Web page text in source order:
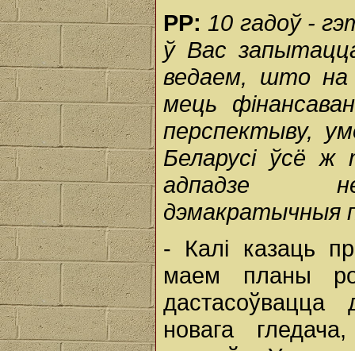
РР: 10 гадоў -
ў Вас
ведаем, што на
мець
перспектыву,
Беларусі ўсё ж
адпадзе
дэмакратычныя
- Калі казаць
маем планы
дастасоўвацца
новага